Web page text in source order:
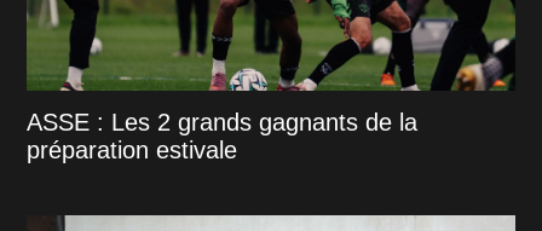
ASSE : Les 2 grands gagnants de la
préparation estivale